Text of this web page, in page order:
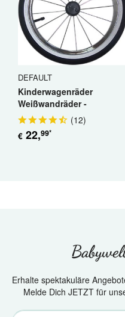
DEFAULT
Kinderwagenräder
Weißwandräder -
Ersatzräder 14 Zoll Retro
(12)
€ 22,99*
Erhalte spektakuläre
Melde Dich JETZT für